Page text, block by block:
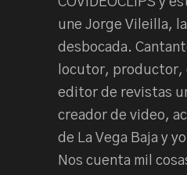
une Jorge Vileilla,
desbocada.
locutor, productor,
editor de revistas
creador de video,
de La Vega Baja y
Nos cuenta mil